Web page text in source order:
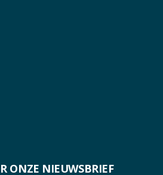
ONZE NIEUWSBRIEF